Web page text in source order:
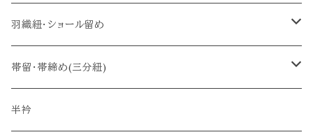
羽織紐・ショール留め
羽織紐
ショール留め
帯留・帯締め(三分紐)
帯留
半衿